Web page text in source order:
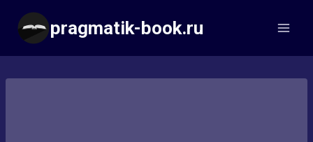
Перейти
содержимому
pragmatik-book.ru